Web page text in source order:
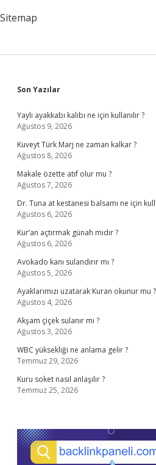
Sitemap
Sidebar
Son Yazılar
Yaylı ayakkabı kalıbı ne için kullanılır ?
Ağustos 9, 2026
Kuveyt Türk Marj ne zaman kalkar ?
Ağustos 8, 2026
Makale özette atıf olur mu ?
Ağustos 7, 2026
Dr. Tuna at kestanesi balsamı ne için
Ağustos 6, 2026
Kur’an açtırmak günah mıdır ?
Ağustos 6, 2026
Avokado kanı sulandırır mı ?
Ağustos 5, 2026
Ayaklarımızı uzatarak Kuran okunur mu ?
Ağustos 4, 2026
Akşam çiçek sulanır mı ?
Ağustos 3, 2026
WBC yüksekliği ne anlama gelir ?
Temmuz 29, 2026
Kuru soket nasıl anlaşılır ?
Temmuz 25, 2026